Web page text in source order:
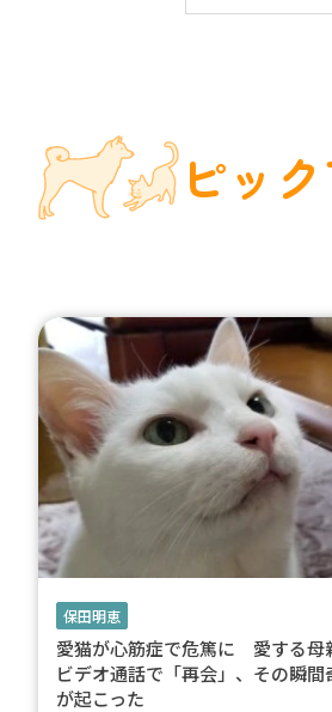
ピッ
保田明恵
愛猫が心筋症で危篤に 愛する母
ビデオ通話で「再会」、その瞬間
が起こった